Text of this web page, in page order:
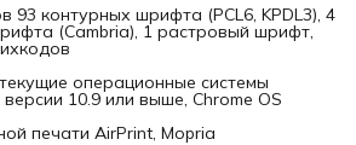
контурных шрифта (PCL6, KPDL3), 4
(Cambria), 1 растровый шрифт,
операционные системы
10.9 или выше, Chrome OS
печати AirPrint, Mopria